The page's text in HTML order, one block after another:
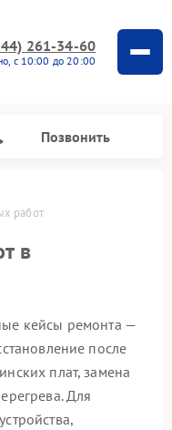
261-34-60
с 10:00 до 20:00
Позвонить
работ
в
кейсы ремонта —
после
плат, замена
Для